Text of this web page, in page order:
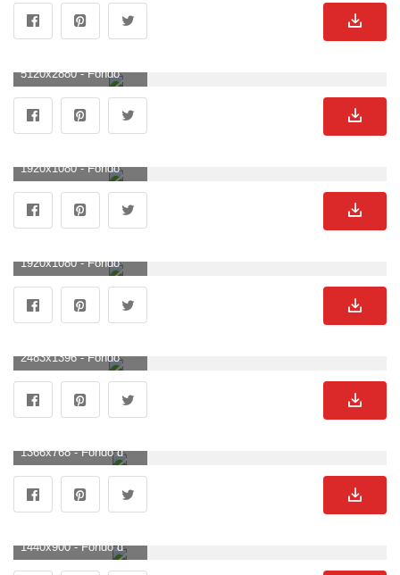
5120x2880 - Fondo de pantalla de 5120x2880. Wallpaper de Avatar.
1920x1080 - Fondo de pantalla de 1920x1080. Fondo para computadora HD 1080p de Avatar.
1920x1080 - Fondo de pantalla de 1920x1080. Fondo de pantalla HD 1080p de Avatar.
2483x1396 - Fondo de pantalla de 2483x1396. Fondo de pantalla de Avatar.
1366x768 - Fondo de pantalla de 1366x768. Wallpaper para escritorio de Avatar.
1440x900 - Fondo de pantalla de 1440x900. Fondo para computadora de Avatar.